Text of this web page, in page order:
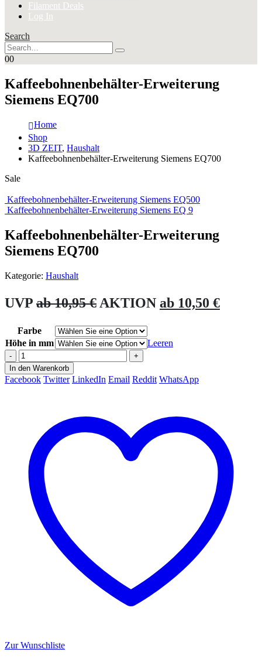
Filament Deals
Log In
Search
00
Kaffeebohnenbehälter-Erweiterung
Siemens EQ700
Home
Shop
3D ZEIT, Haushalt
Kaffeebohnenbehälter-Erweiterung Siemens EQ700
Sale
Kaffeebohnenbehälter-Erweiterung Siemens EQ500
Kaffeebohnenbehälter-Erweiterung Siemens EQ 9
Kaffeebohnenbehälter-Erweiterung
Siemens EQ700
Kategorie: Haushalt
UVP ab10,95€ AKTION ab 10,50 €
Farbe
Höhe in mm
Leeren
-
+
In den Warenkorb
Facebook Twitter LinkedIn Email Reddit WhatsApp
Zur Wunschliste